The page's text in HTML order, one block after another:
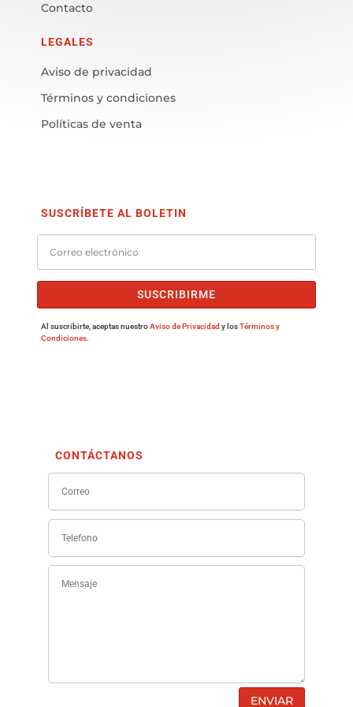
Contacto
LEGALES
Aviso de privacidad
Términos y condiciones
Políticas de venta
SUSCRÍBETE AL BOLETIN
SUSCRIBIRME
Al suscribirte, aceptas nuestroAviso de Privacidad y losTérminos y
Condiciones.
CONTÁCTANOS
ENVIAR